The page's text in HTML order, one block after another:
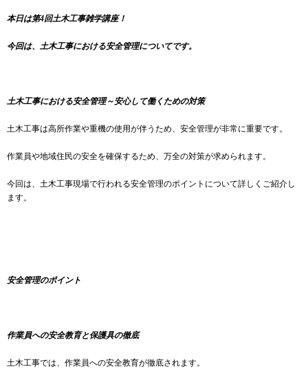
本日は第4回土木工事雑学講座！
今回は、土木工事における安全管理についてです。
土木工事における安全管理～安心して働くための対策
土木工事は高所作業や重機の使用が伴うため、安全管理が非常に重要です。
作業員や地域住民の安全を確保するため、万全の対策が求められます。
今回は、土木工事現場で行われる安全管理のポイントについて詳しくご紹介し
ます。
安全管理のポイント
作業員への安全教育と保護具の徹底
土木工事では、作業員への安全教育が徹底されます。